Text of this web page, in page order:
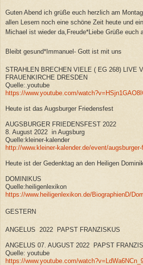
Guten Abend ich grüße euch herzlich am
allen Lesern noch eine schöne Zeit heute und
Michael ist wieder da,Freude*Liebe Grüße euch
Bleibt gesund*Immanuel- Gott ist mit uns
STRAHLEN BRECHEN VIELE ( EG 268) LIVE
FRAUENKIRCHE DRESDEN
Quelle:.youtube
https://www.youtube.com/
Heute ist das Augsburger Friedensfest
AUGSBURGER FRIEDENSFEST 2022
8. August 2022 in Augsburg
Quelle:kleiner-kalender
http://www.kleiner-kalender.de/event/
Heute ist der Gedenktag an den Heiligen
DOMINIKUS
Quelle:heiligenlexikon
https://www.heiligenlexikon.de/BiographienD/
GESTERN
ANGELUS 2022 PAPST FRANZISKUS
ANGELUS 07. AUGUST 2022 PAPST
Quelle: youtube
https://www.youtube.com/